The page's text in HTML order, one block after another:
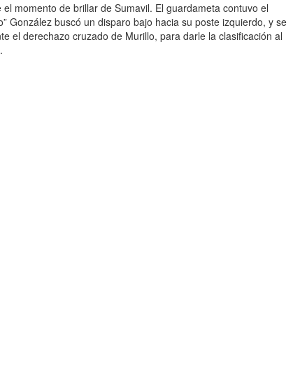
momento de brillar de Sumavil. El guardameta contuvo el
González buscó un disparo bajo hacia su poste izquierdo, y se
el derechazo cruzado de Murillo, para darle la clasificación al